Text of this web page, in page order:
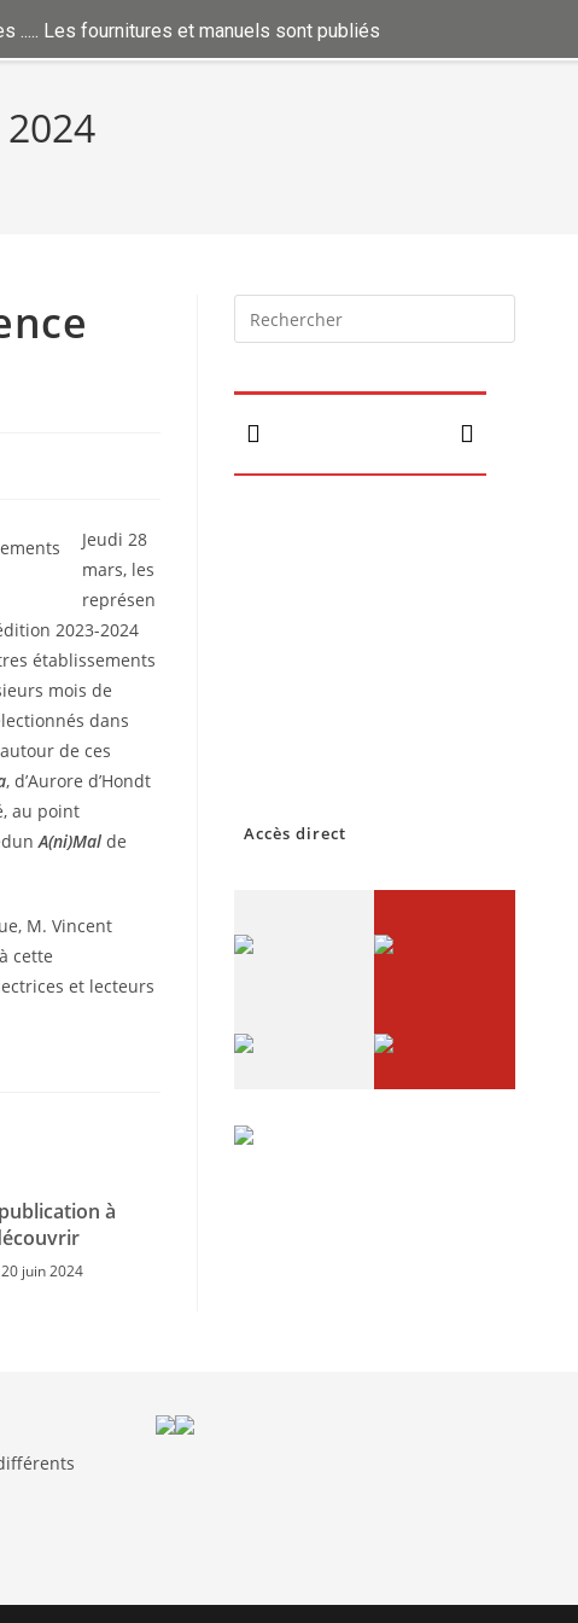
Jeudi 28
mars, les
représen
2023-2024
établissements
mois de
dans
de ces
, d’Aurore d’Hondt
au point
A(ni)Malde
M. Vincent
cette
et lecteurs
à
20 juin 2024
Accès direct
fournitures et manuels sont publiés dans Infos pratiques .....